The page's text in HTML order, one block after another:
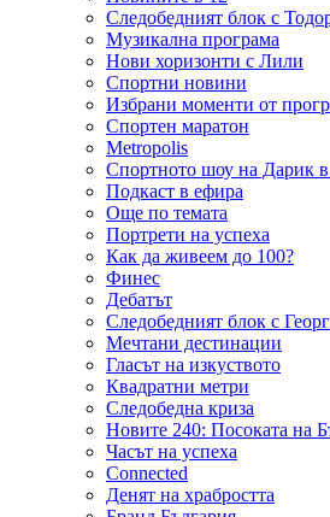
Следобедният блок с
Музикална програма
Нови хоризонти с Лили
Спортни новини
Избрани моменти от
Спортен маратон
Metropolis
Спортното шоу на Дарик в
Подкаст в ефира
Още по темата
Портрети на успеха
Как да живеем до 100?
Финес
Дебатът
Следобедният блок с
Мечтани дестинации
Гласът на изкуството
Квадратни метри
Следобедна криза
Новите 240: Посоката на
Часът на успеха
Connected
Денят на храбростта